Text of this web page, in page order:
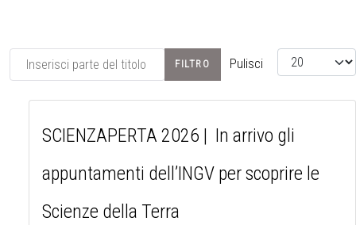
Inserisci parte del titolo FILTRO Pulisci Visualizza #
SCIENZAPERTA 2026 | In arrivo gli
appuntamenti dell’INGV per scoprire le
Scienze della Terra